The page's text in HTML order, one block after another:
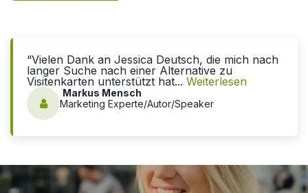
“Vielen Dank an Jessica Deutsch, die mich nach
langer Suche nach einer Alternative zu
Visitenkarten unterstützt hat... Weiterlesen
Markus Mensch
Marketing Experte/Autor/Speaker